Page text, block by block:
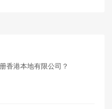
香港本地有限公司？